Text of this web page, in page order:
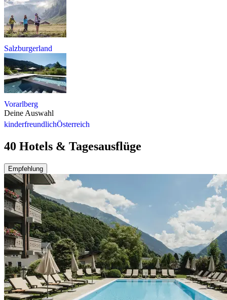
Salzburgerland
Vorarlberg
Deine Auswahl
kinderfreundlichÖsterreich
40 Hotels & Tagesausflüge
Empfehlung